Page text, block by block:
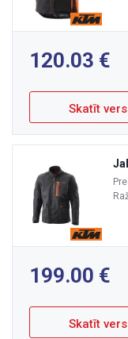
120.03
Skatīt
199.00
Skatīt